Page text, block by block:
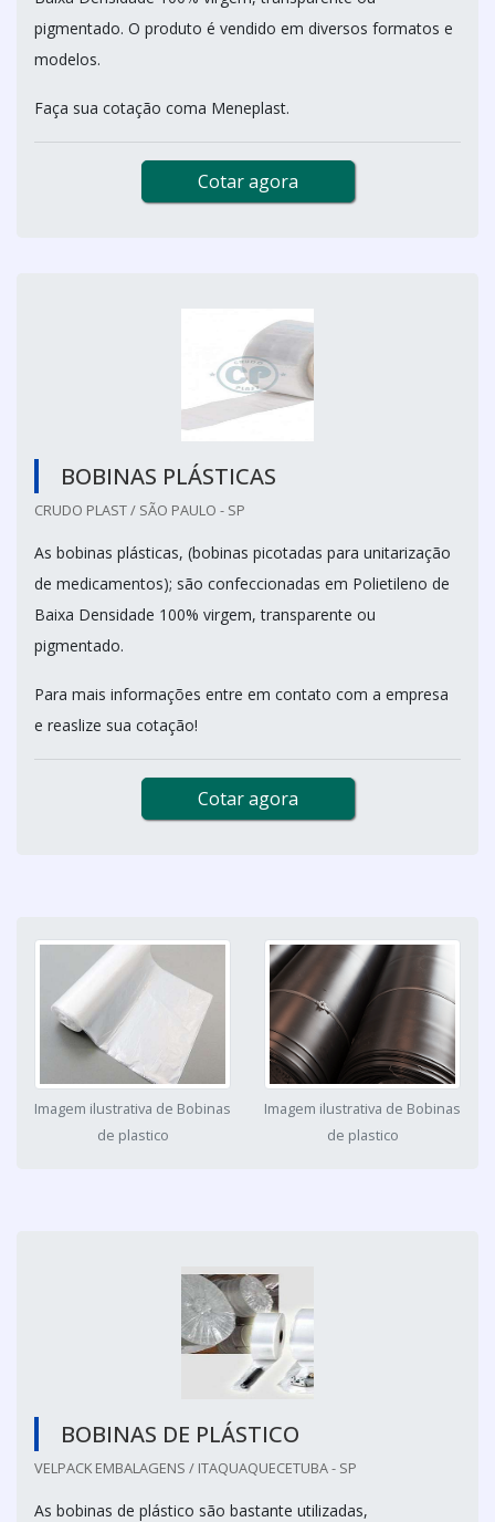
pigmentado. O produto é vendido em diversos formatos e
modelos.
Faça sua cotação coma Meneplast.
Cotar agora
BOBINAS PLÁSTICAS
CRUDO PLAST / SÃO PAULO - SP
As bobinas plásticas, (bobinas picotadas para unitarização
de medicamentos); são confeccionadas em Polietileno de
Baixa Densidade 100% virgem, transparente ou
pigmentado.
Para mais informações entre em contato com a empresa
e reaslize sua cotação!
Cotar agora
Imagem ilustrativa de Bobinas
de plastico
Imagem ilustrativa de Bobinas
de plastico
BOBINAS DE PLÁSTICO
VELPACK EMBALAGENS / ITAQUAQUECETUBA - SP
As bobinas de plástico são bastante utilizadas,